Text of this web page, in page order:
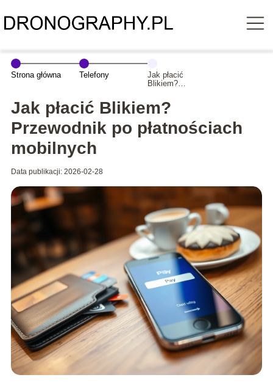
Strona główna Telefony
Jak płacić
Blikiem?
płatnościach
mobilnych
Jak płacić Blikiem?
Przewodnik po płatnościach
mobilnych
Data publikacji: 2026-02-28